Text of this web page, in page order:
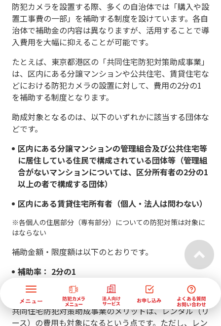
防犯カメラを設置する際、多くの自治体では「購入や設
置工事費の一部」を補助する制度を設けています。各自
治体で補助金の内容は異なりますが、活用することで導
入費用を大幅に抑えることが可能です。
たとえば、東京都港区の「共同住宅防犯対策助成事業」
は、区内にある分譲マンションや公共住宅、賃貸住宅な
どにおける防犯カメラの設置に対して、費用の2分の1
を補助する制度となります。
助成対象となるのは、以下のいずれかに該当する団体な
どです。
区内にある分譲マンションの管理組合及び公共住宅等
に居住している住民で構成されている団体等（管理組
合がないマンションについては、区分所有者の2分の1
以上の者で構成する団体）
区内にある賃貸住宅所有者（個人・法人は問わない）
※各個人の住居部分（専有部分）についての防犯対策は対象に
はならない
補助金額・限度額は以下のとおりです。
補助率： 2分の1
限度額：50万円
共同住宅防犯対策助成事業のメリットは、レンタル（リ
ース）の費用も対象になるという点です。ただし、レン